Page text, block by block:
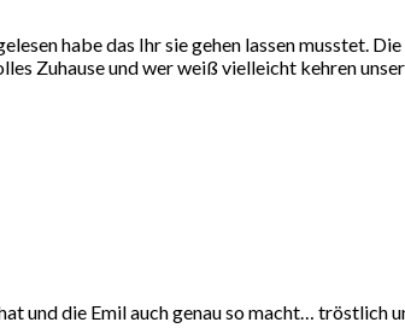
habe das Ihr sie gehen lassen musstet.
Zuhause und wer weiß vielleicht kehren
und die Emil auch genau so macht… tröstlich